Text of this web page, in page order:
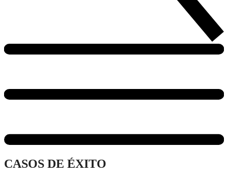
CASOS DE ÉXITO